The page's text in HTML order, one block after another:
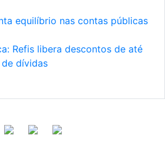
equilíbrio nas contas públicas
Refis libera descontos de até
dívidas